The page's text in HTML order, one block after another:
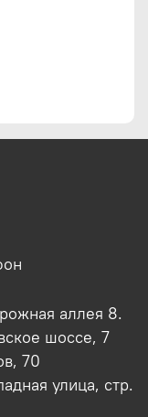
аллея 8.
шоссе, 7
70
улица, стр.